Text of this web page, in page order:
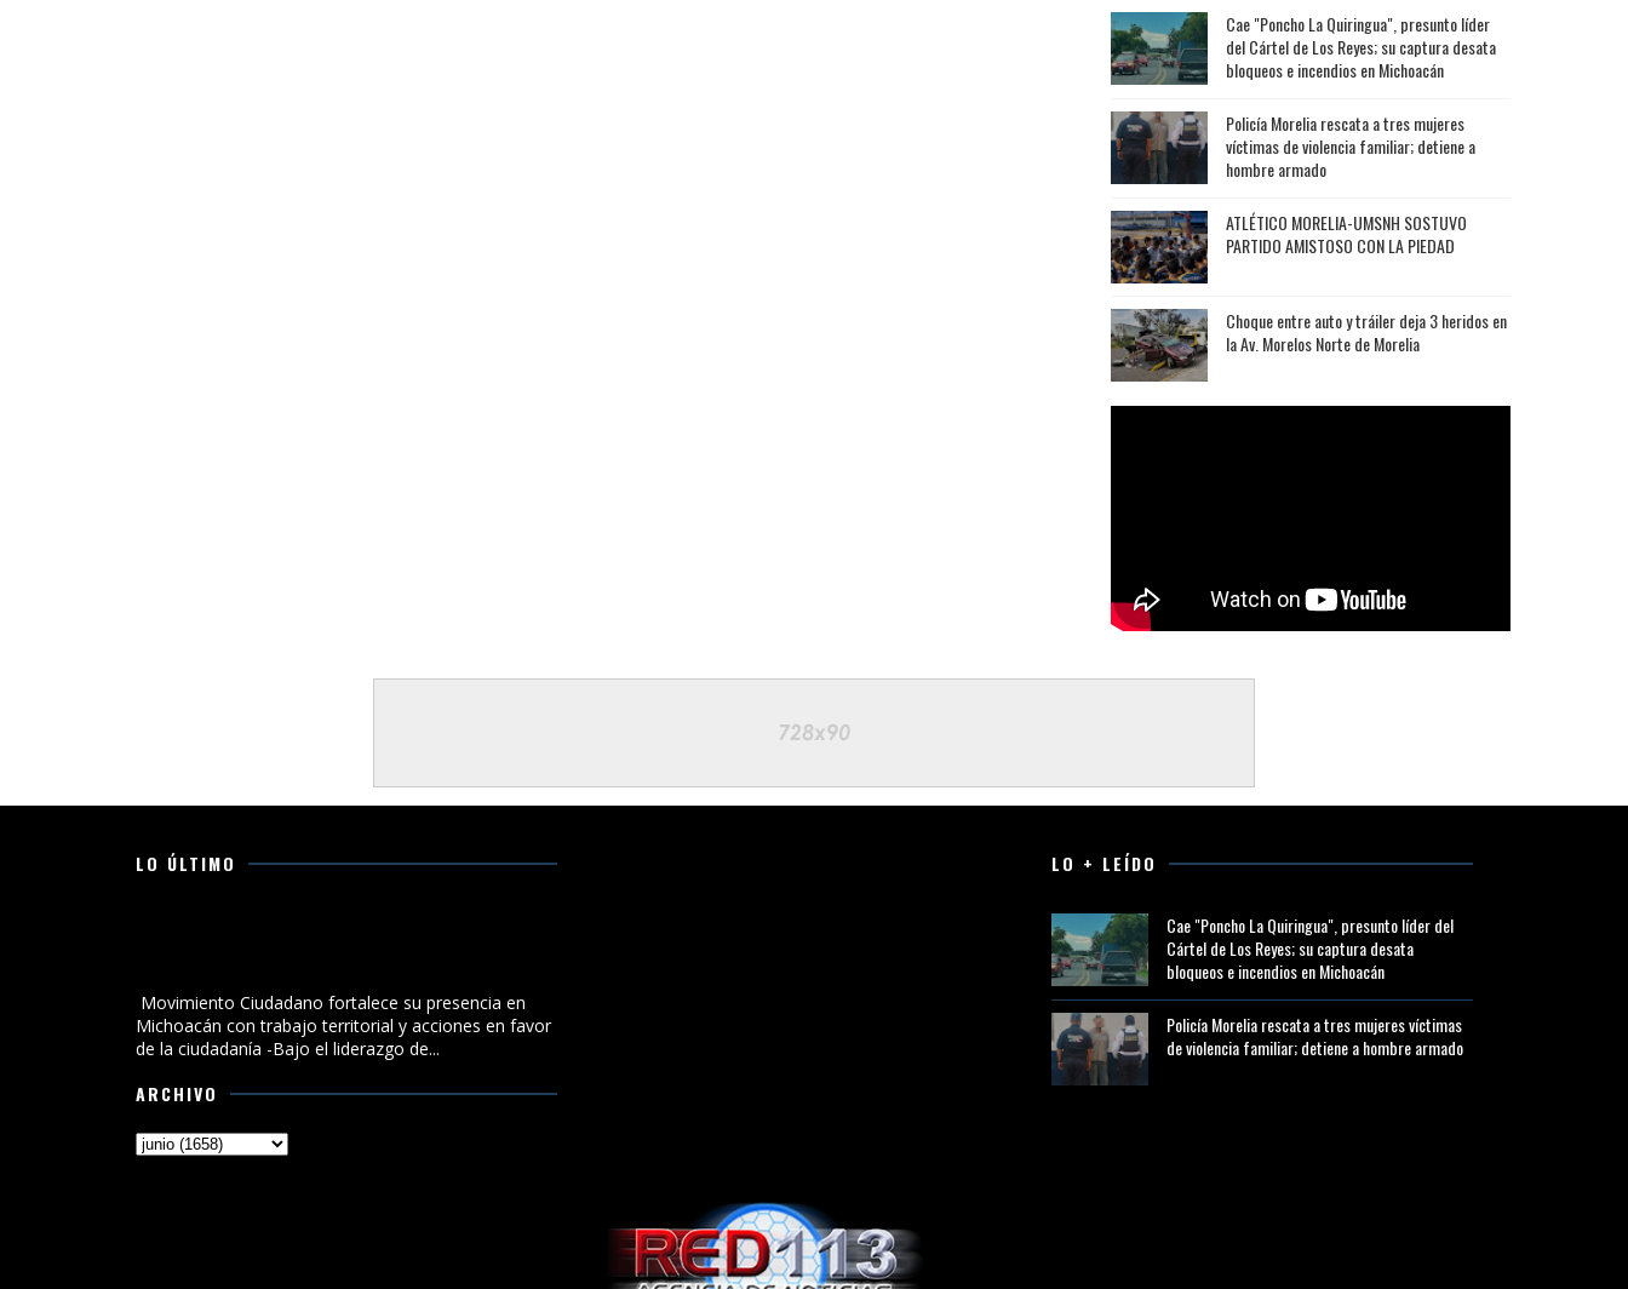
Cae "Poncho La Quiringua", presunto líder
del Cártel de Los Reyes; su captura desata
bloqueos e incendios en Michoacán
Policía Morelia rescata a tres mujeres
víctimas de violencia familiar; detiene a
hombre armado
ATLÉTICO MORELIA-UMSNH SOSTUVO
PARTIDO AMISTOSO CON LA PIEDAD
Choque entre auto y tráiler deja 3 heridos en
la Av. Morelos Norte de Morelia
LO ÚLTIMO
Movimiento Ciudadano fortalece su presencia en
Michoacán con trabajo territorial y acciones en favor
de la ciudadanía -Bajo el liderazgo de...
ARCHIVO
LO + LEÍDO
Cae "Poncho La Quiringua", presunto líder del
Cártel de Los Reyes; su captura desata
bloqueos e incendios en Michoacán
Policía Morelia rescata a tres mujeres víctimas
de violencia familiar; detiene a hombre armado